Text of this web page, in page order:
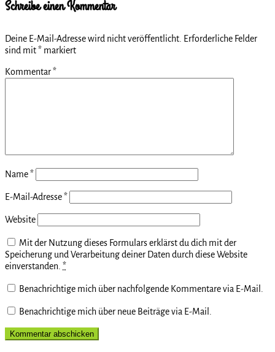
Schreibe einen Kommentar
Deine E-Mail-Adresse wird nicht veröffentlicht. Erforderliche Felder
sind mit* markiert
Kommentar*
Name*
E-Mail-Adresse*
Website
Mit der Nutzung dieses Formulars erklärst du dich mit der
Speicherung und Verarbeitung deiner Daten durch diese Website
einverstanden. *
Benachrichtige mich über nachfolgende Kommentare via E-Mail.
Benachrichtige mich über neue Beiträge via E-Mail.